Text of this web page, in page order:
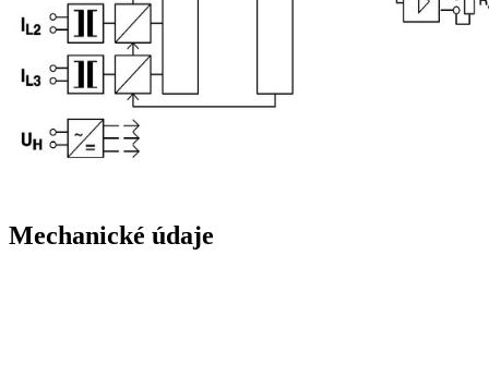
Mechanické údaje